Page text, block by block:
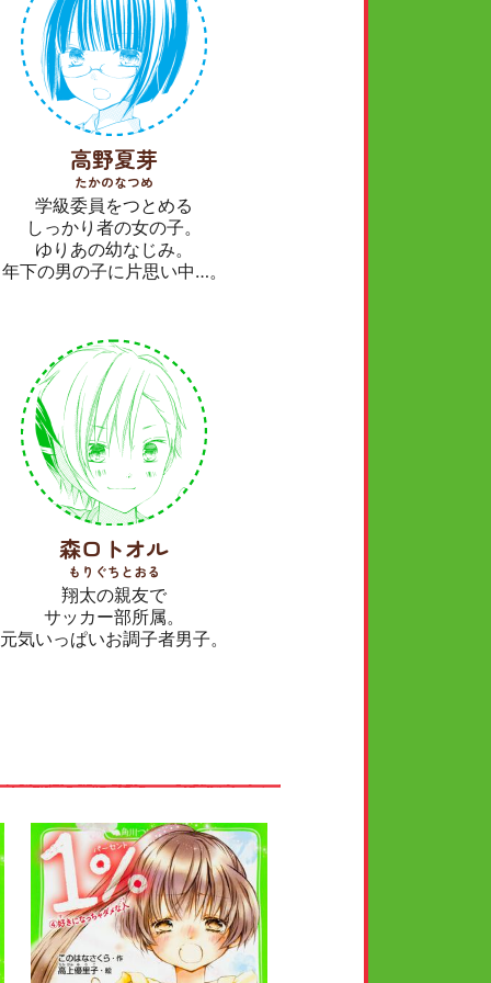
高野夏芽
たかのなつめ
学級委員をつとめる
しっかり者の女の子。
ゆりあの幼なじみ。
年下の男の子に片思い中…。
森口トオル
もりぐちとおる
翔太の親友で
サッカー部所属。
元気いっぱいお調子者男子。